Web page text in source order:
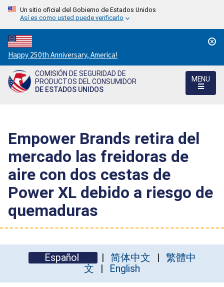
Un sitio oficial del Gobierno de Estados Unidos
Así es como usted puede verificarlo
Countdown
to
America's
250th
Happy 250th Anniversary, America!
COMISIÓN DE SEGURIDAD DE
PRODUCTOS DEL CONSUMIDOR
DE ESTADOS UNIDOS
MENU
Empower Brands retira del
mercado las freidoras de
aire con dos cestas de
Power XL debido a riesgo de
quemaduras
Español 简体中文
繁體中
文
English